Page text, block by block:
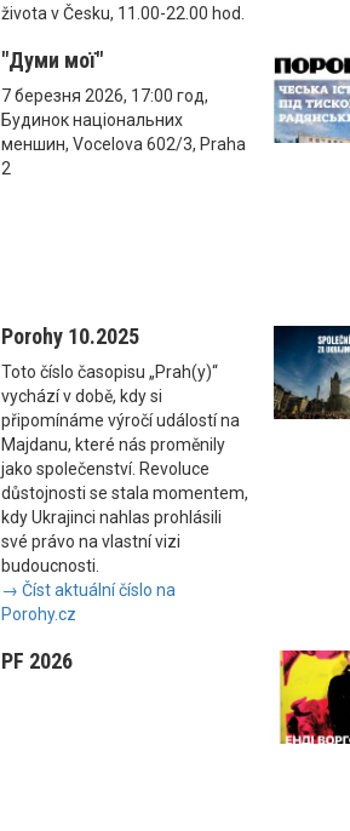
života v Česku, 11.00-22.00 hod.
"Думи мої"
7 березня 2026, 17:00 год,
Будинок національних
меншин, Vocelova 602/3, Praha
2
Porohy 10.2025
Toto číslo časopisu „Prah(y)“
vychází v době, kdy si
připomínáme výročí událostí na
Majdanu, které nás proměnily
jako společenství. Revoluce
důstojnosti se stala momentem,
kdy Ukrajinci nahlas prohlásili
své právo na vlastní vizi
budoucnosti.
→ Číst aktuální číslo na
Porohy.cz
PF 2026